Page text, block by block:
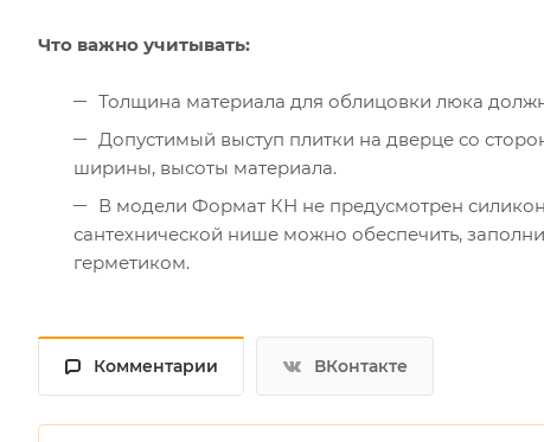
Что важно учитывать:
Толщина материала для облицовки люка
Допустимый выступ плитки на дверце со
ширины, высоты материала.
В модели Формат КН не предусмотрен
сантехнической нише можно обеспечить,
герметиком.
Комментарии ВКонтакте